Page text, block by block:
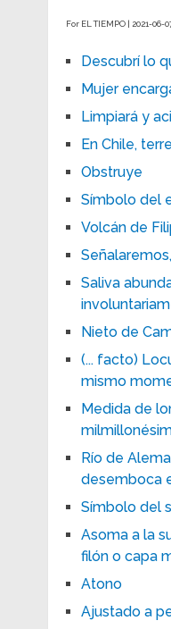
For EL TIEMPO | 2021-06-
Descubrí lo
Mujer
Limpiará y
En Chile,
Obstruye
Símbolo del
Volcán de
Saliva
Nieto de
(... facto)
mismo
Medida de
Río de
desemboca
Símbolo del
Asoma a la
filón o capa
Atono
Ajustado a